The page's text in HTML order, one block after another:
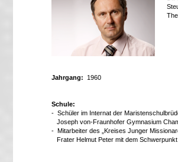
Jahrgang: 1960
Schule:
- Schüler im Internat der
Joseph von-Fraunhofer Gymnasium
- Mitarbeiter des „Kreises Junger
Frater Helmut Peter mit dem